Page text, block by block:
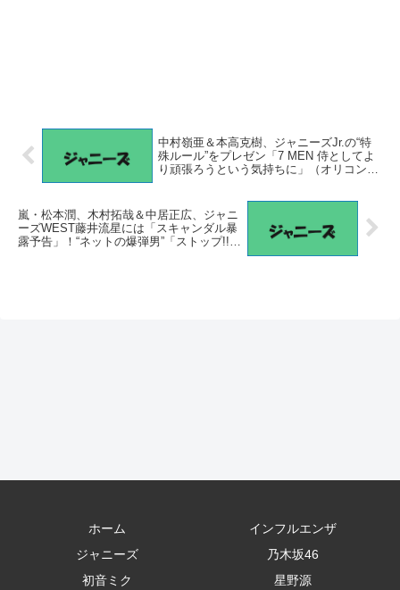
中村嶺亜＆本高克樹、ジャニーズJr.の“特
殊ルール”をプレゼン「7 MEN 侍としてよ
り頑張ろうという気持ちに」（オリコン）
嵐・松本潤、木村拓哉＆中居正広、ジャニ
ーズWEST藤井流星には「スキャンダル暴
露予告」！“ネットの爆弾男”「ストップ!!」
ホーム
インフルエンザ
ジャニーズ
乃木坂46
初音ミク
星野源